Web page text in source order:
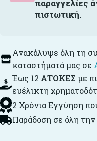
παραγγελίες
πιστωτική.
Ανακάλυψε όλη τη
καταστήματά μας σε
Έως 12 ΑΤΟΚΕΣ με
ευέλικτη
2 Χρόνια Εγγύηση
Παράδοση σε όλη